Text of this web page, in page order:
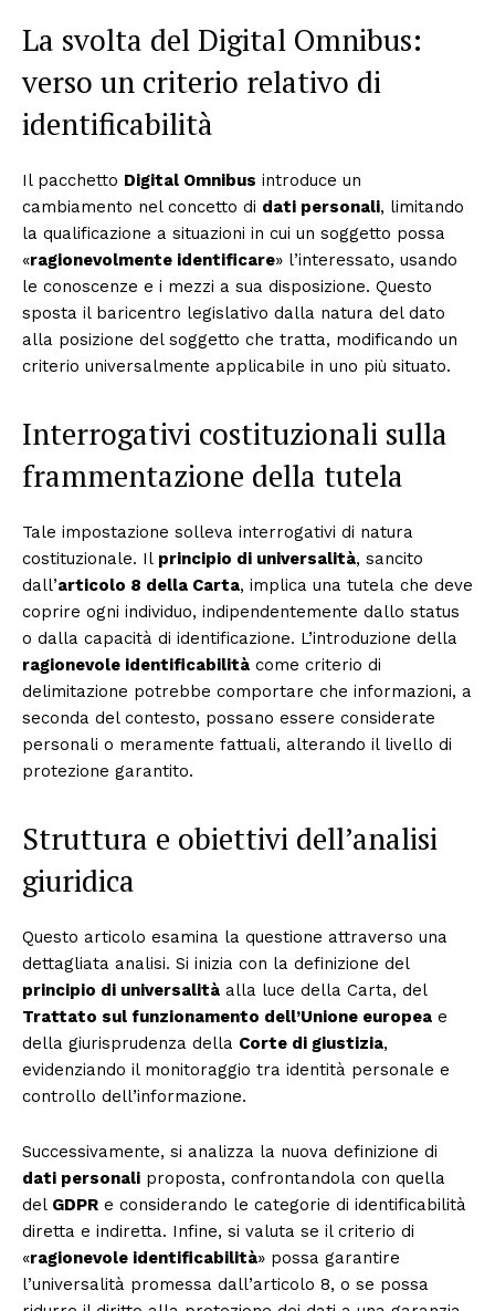
La svolta del Digital Omnibus:
verso un criterio relativo di
identificabilità
Il pacchetto Digital Omnibus introduce un
cambiamento nel concetto di dati personali, limitando
la qualificazione a situazioni in cui un soggetto possa
«ragionevolmente identificare» l’interessato, usando
le conoscenze e i mezzi a sua disposizione. Questo
sposta il baricentro legislativo dalla natura del dato
alla posizione del soggetto che tratta, modificando un
criterio universalmente applicabile in uno più situato.
Interrogativi costituzionali sulla
frammentazione della tutela
Tale impostazione solleva interrogativi di natura
costituzionale. Il principio di universalità, sancito
dall’articolo 8 della Carta, implica una tutela che deve
coprire ogni individuo, indipendentemente dallo status
o dalla capacità di identificazione. L’introduzione della
ragionevole identificabilità come criterio di
delimitazione potrebbe comportare che informazioni, a
seconda del contesto, possano essere considerate
personali o meramente fattuali, alterando il livello di
protezione garantito.
Struttura e obiettivi dell’analisi
giuridica
Questo articolo esamina la questione attraverso una
dettagliata analisi. Si inizia con la definizione del
principio di universalità alla luce della Carta, del
Trattato sul funzionamento dell’Unione europea e
della giurisprudenza della Corte di giustizia,
evidenziando il monitoraggio tra identità personale e
controllo dell’informazione.
Successivamente, si analizza la nuova definizione di
dati personali proposta, confrontandola con quella
del GDPR e considerando le categorie di identificabilità
diretta e indiretta. Infine, si valuta se il criterio di
«ragionevole identificabilità» possa garantire
l’universalità promessa dall’articolo 8, o se possa